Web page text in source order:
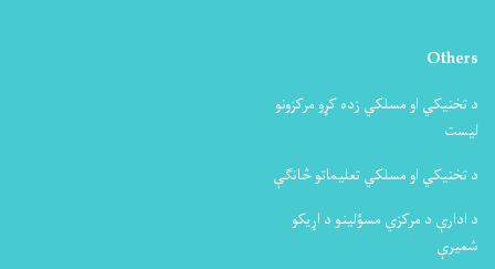
Others
د تخنیکي او مسلکي زده کړو مرکزونو
لیست
د تخنیکي او مسلکي تعلیماتو څانګې
د ادارې د مرکزي مسؤلینو د اړیکو
شمیرې